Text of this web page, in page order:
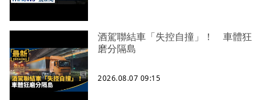
酒駕聯結車「失控自撞」！ 車體狂
磨分隔島
2026.08.07 09:15